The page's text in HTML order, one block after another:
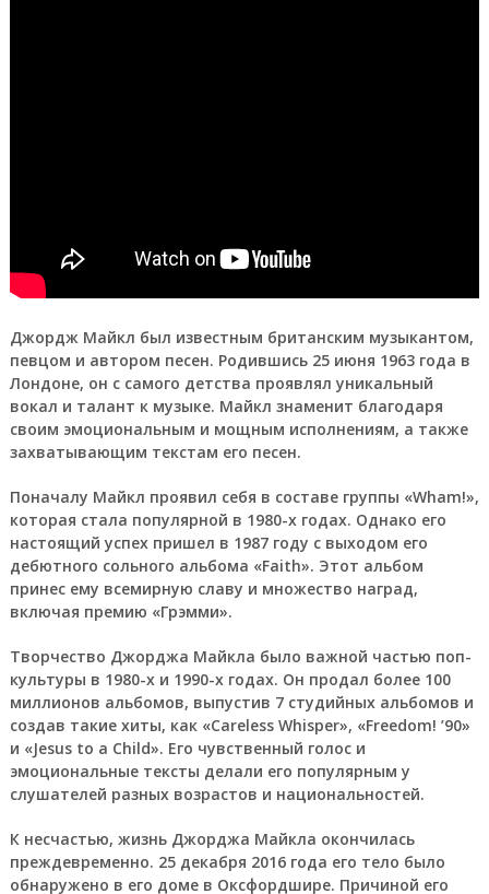
Джордж Майкл был известным британским музыкантом,
певцом и автором песен. Родившись 25 июня 1963 года в
Лондоне, он с самого детства проявлял уникальный
вокал и талант к музыке. Майкл знаменит благодаря
своим эмоциональным и мощным исполнениям, а также
захватывающим текстам его песен.
Поначалу Майкл проявил себя в составе группы «Wham!»,
которая стала популярной в 1980-х годах. Однако его
настоящий успех пришел в 1987 году с выходом его
дебютного сольного альбома «Faith». Этот альбом
принес ему всемирную славу и множество наград,
включая премию «Грэмми».
Творчество Джорджа Майкла было важной частью поп-
культуры в 1980-х и 1990-х годах. Он продал более 100
миллионов альбомов, выпустив 7 студийных альбомов и
создав такие хиты, как «Careless Whisper», «Freedom! ’90»
и «Jesus to a Child». Его чувственный голос и
эмоциональные тексты делали его популярным у
слушателей разных возрастов и национальностей.
К несчастью, жизнь Джорджа Майкла окончилась
преждевременно. 25 декабря 2016 года его тело было
обнаружено в его доме в Оксфордшире. Причиной его